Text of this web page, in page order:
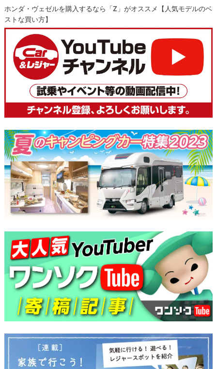
ホンダ・ヴェゼルを購入するなら「Z」がオススメ【人気モデルのベ
ストな買い方】